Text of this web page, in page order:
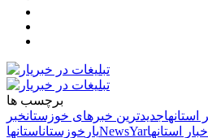
برچسب ها
استانهاجدیدترین خبرهای خوزستانخبر
یار خوزستاناستانها NewsYarاخبار استانها